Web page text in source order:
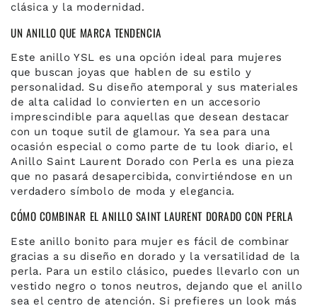
clásica y la modernidad.
UN ANILLO QUE MARCA TENDENCIA
Este anillo YSL es una opción ideal para mujeres
que buscan joyas que hablen de su estilo y
personalidad. Su diseño atemporal y sus materiales
de alta calidad lo convierten en un accesorio
imprescindible para aquellas que desean destacar
con un toque sutil de glamour. Ya sea para una
ocasión especial o como parte de tu look diario, el
Anillo Saint Laurent Dorado con Perla es una pieza
que no pasará desapercibida, convirtiéndose en un
verdadero símbolo de moda y elegancia.
CÓMO COMBINAR EL ANILLO SAINT LAURENT DORADO CON PERLA
Este anillo bonito para mujer es fácil de combinar
gracias a su diseño en dorado y la versatilidad de la
perla. Para un estilo clásico, puedes llevarlo con un
vestido negro o tonos neutros, dejando que el anillo
sea el centro de atención. Si prefieres un look más